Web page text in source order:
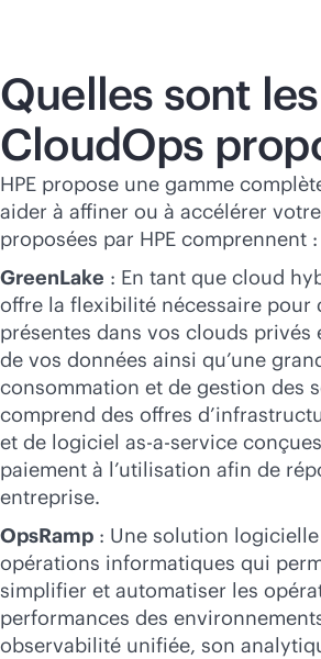
Quelles sont
CloudOps
HPE propose une gamme
aider à affiner ou à accélérer
proposées par HPE comprennent :
GreenLake : En tant que cloud
offre la flexibilité nécessaire pour
présentes dans vos clouds
de vos données ainsi qu’une
consommation et de gestion des
comprend des offres
et de logiciel as-a-service
paiement à l’utilisation afin de
entreprise.
OpsRamp : Une solution
opérations informatiques qui
simplifier et automatiser les
performances des
observabilité unifiée, son